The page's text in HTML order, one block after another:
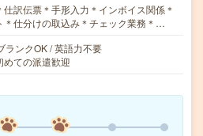
仕訳伝票＊手形入力＊インボイス関係＊
＊仕分けの取込み＊チェック業務＊…
ランクOK / 英語力不要
ての派遣歓迎